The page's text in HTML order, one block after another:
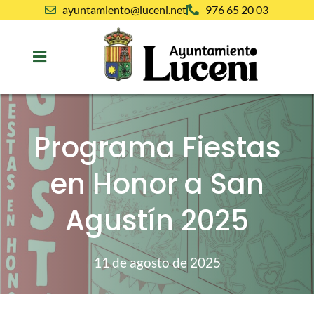
ayuntamiento@luceni.net 976 65 20 03
Programa Fiestas
en Honor a San
Agustín 2025
11 de agosto de 2025